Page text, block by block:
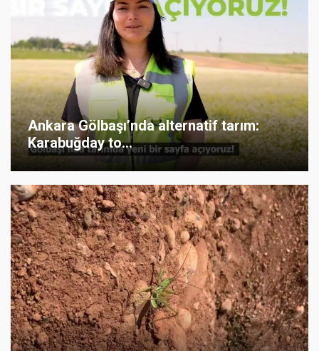
Ankara Gölbaşı’nda alternatif tarım:
Karabuğday to...